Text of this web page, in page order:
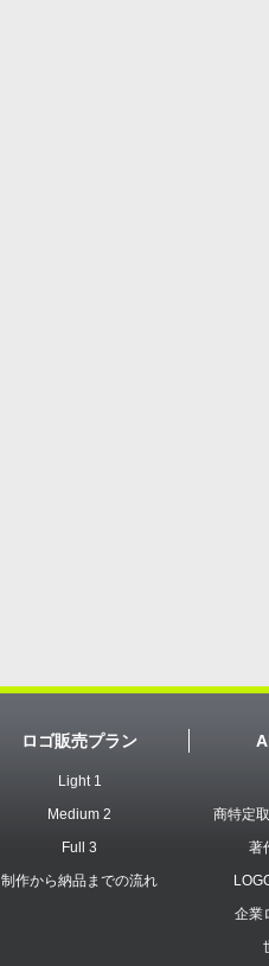
ロゴ販売プラン
Light 1
Medium 2
Full 3
制作から納品までの流れ
商特定
著
企業